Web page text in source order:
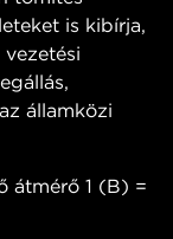
is kibírja,
államközi
átmérő 1 (B) =